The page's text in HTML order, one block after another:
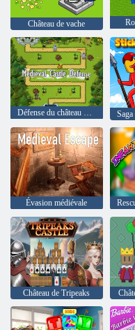
Château de vache
Défense du château médiéval
Évasion médiévale
Château de Tripeaks